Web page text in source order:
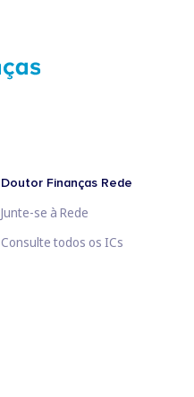
Doutor Finanças Rede
Junte-se à Rede
Consulte todos os ICs